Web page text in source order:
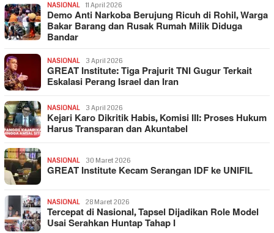
NASIONAL 11 April 2026
Demo Anti Narkoba Berujung Ricuh di Rohil, Warga
Bakar Barang dan Rusak Rumah Milik Diduga
Bandar
NASIONAL 3 April 2026
GREAT Institute: Tiga Prajurit TNI Gugur Terkait
Eskalasi Perang Israel dan Iran
NASIONAL 3 April 2026
Kejari Karo Dikritik Habis, Komisi III: Proses Hukum
Harus Transparan dan Akuntabel
NASIONAL 30 Maret 2026
GREAT Institute Kecam Serangan IDF ke UNIFIL
NASIONAL 28 Maret 2026
Tercepat di Nasional, Tapsel Dijadikan Role Model
Usai Serahkan Huntap Tahap I